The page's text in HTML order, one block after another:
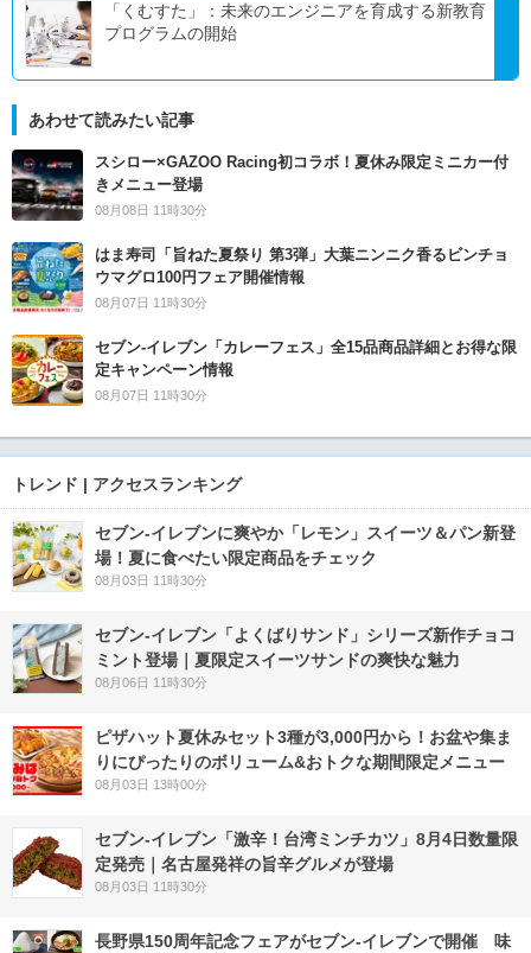
「くむすた」：未来のエンジニアを育成する新教育
プログラムの開始
あわせて読みたい記事
スシロー×GAZOO Racing初コラボ！夏休み限定ミニカー付
きメニュー登場
08月08日 11時30分
はま寿司「旨ねた夏祭り 第3弾」大葉ニンニク香るビンチョ
ウマグロ100円フェア開催情報
08月07日 11時30分
セブン‐イレブン「カレーフェス」全15品商品詳細とお得な限
定キャンペーン情報
08月07日 11時30分
トレンド | アクセスランキング
セブン‐イレブンに爽やか「レモン」スイーツ＆パン新登
場！夏に食べたい限定商品をチェック
08月03日 11時30分
セブン‐イレブン「よくばりサンド」シリーズ新作チョコ
ミント登場｜夏限定スイーツサンドの爽快な魅力
08月06日 11時30分
ピザハット夏休みセット3種が3,000円から！お盆や集ま
りにぴったりのボリューム&おトクな期間限定メニュー
08月03日 13時00分
セブン-イレブン「激辛！台湾ミンチカツ」8月4日数量限
定発売｜名古屋発祥の旨辛グルメが登場
08月03日 11時30分
長野県150周年記念フェアがセブン-イレブンで開催 味